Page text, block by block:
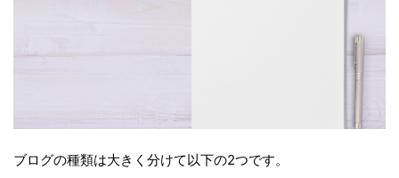
ブログの種類は大きく分けて以下の2つです。